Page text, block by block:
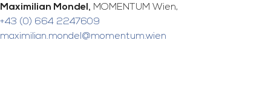
Maximilian Mondel, MOMENTUM Wien,
+43 (0) 664 2247609
maximilian.mondel@momentum.wien